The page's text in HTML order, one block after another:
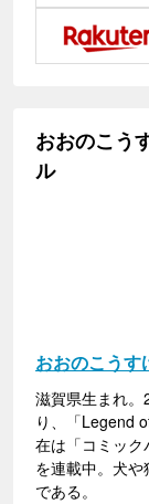
おおのこう
ル
おおのこうす
滋賀県生まれ
り、「Legend
在は「コミック
を連載中。犬
である。